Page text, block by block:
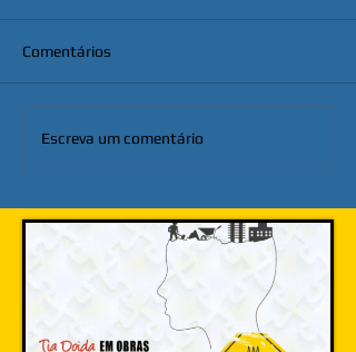
Comentários
Escreva um comentário